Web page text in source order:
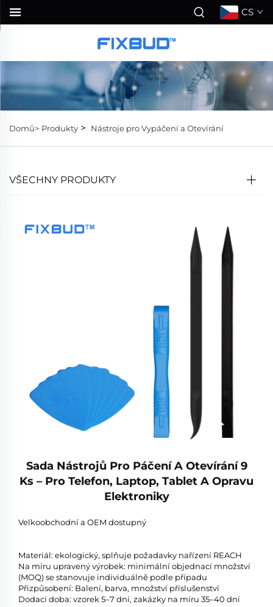
CS
Domů> Produkty > Nástroje pro Vypáčení a Otevírání
VŠECHNY PRODUKTY
Sada Nástrojů Pro Páčení A Otevírání 9
Ks – Pro Telefon, Laptop, Tablet A Opravu
Elektroniky
Velkoobchodní a OEM dostupný
Materiál: ekologický, splňuje požadavky nařízení REACH
Na míru upravený výrobek: minimální objednací množství
(MOQ) se stanovuje individuálně podle případu
Přizpůsobení: Balení, barva, množství příslušenství
Dodací doba: vzorek 5–7 dní, zakázky na míru 35–40 dní